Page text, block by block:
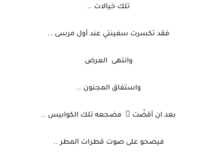
تلك خيالات ..
فقد تكسرت سفينتي عند أول مرسى ..
وانتهى العرض
واستفاق المجنون ..
بعد ان أقضّت ْ مضجعه تلك الكوابيس ..
فيصحو على صوت قطرات المطر ..